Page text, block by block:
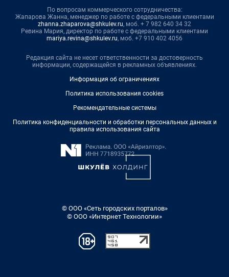
По вопросам коммерческого сотрудничества:
Жапарова Жанна, менеджер по работе с федеральными клиентами
zhanna.zhaparova@shkulev.ru, моб. + 7 982 640 34 32
Ревина Мария, директор по работе с федеральными клиентами
mariya.revina@shkulev.ru, моб. +7 910 402 4056
Редакция сайта не несет ответственности за достоверность
информации, содержащейся в рекламных объявлениях.
Информация об ограничениях
Политика использования cookies
Рекомендательные системы
Политика конфиденциальности и обработки персональных данных и
правила использования сайта
© ООО «Сеть городских порталов»
© ООО «Интернет Технологии»